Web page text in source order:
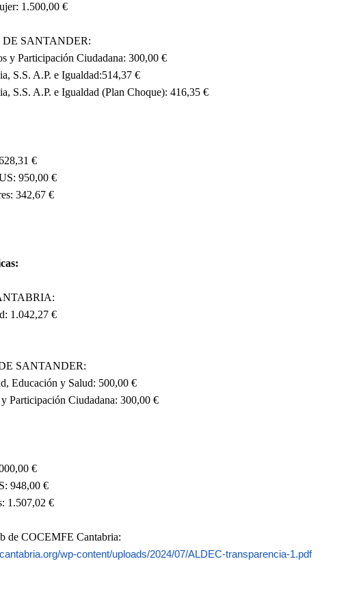
1.500,00 €
SANTANDER:
y Participación Ciudadana: 300,00 €
S.S. A.P. e Igualdad:514,37 €
S.S. A.P. e Igualdad (Plan Choque): 416,35 €
€
950,00 €
342,67 €
€
y Salud: 500,00 €
Ciudadana: 300,00 €
€
€
€
COCEMFE Cantabria:
org/wp-content/uploads/2024/07/ALDEC-transparencia-1.pdf